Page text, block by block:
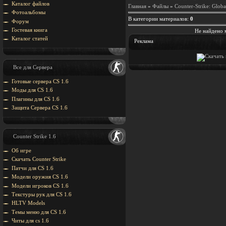
Каталог файлов
Фотоальбомы
Форум
Гостевая книга
Каталог статей
Все для Сервера
Готовые сервера CS 1.6
Моды для CS 1.6
Плагины для CS 1.6
Защита Cервера CS 1.6
Counter Strike 1.6
Об игре
Скачать Counter Strike
Патчи для CS 1.6
Модели оружия CS 1.6
Модели игроков CS 1.6
Текстуры рук для CS 1.6
HLTV Models
Темы меню для CS 1.6
Читы для cs 1.6
Главная » Файлы » Counter-Strike:
В категории материалов: 0
Не найдено
Реклама